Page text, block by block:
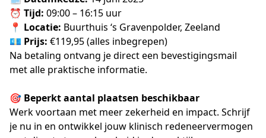
⏰ Tijd: 09:00 – 16:15 uur
📍 Locatie: Buurthuis ‘s Gravenpolder, Zeeland
💶 Prijs: €119,95 (alles inbegrepen)
Na betaling ontvang je direct een bevestigingsmail
met alle praktische informatie.
🎯 Beperkt aantal plaatsen beschikbaar
Werk voortaan met meer zekerheid en impact. Schrijf
je nu in en ontwikkel jouw klinisch redeneervermogen